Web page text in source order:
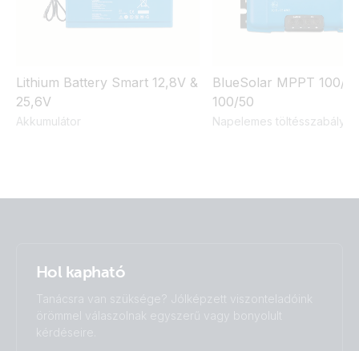
Lithium Battery Smart 12,8V &
25,6V
Akkumulátor
BlueSolar MPPT 100/
100/50
Napelemes
Hol kapható
Tanácsra van szüksége? Jólképzett viszonteladóink
örömmel válaszolnak egyszerű vagy bonyolult
kérdéseire.